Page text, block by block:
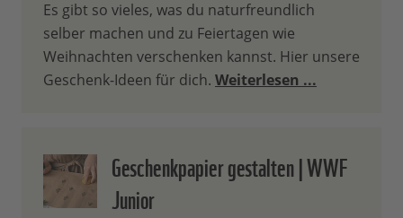
Es gibt so vieles, was du naturfreundlich
selber machen und zu Feiertagen wie
Weihnachten verschenken kannst. Hier unsere
Geschenk-Ideen für dich. Weiterlesen ...
Geschenkpapier gestalten | WWF
Junior